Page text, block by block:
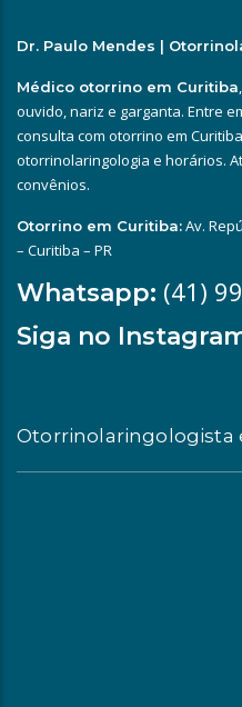
Dr. Paulo Mendes |
Médico otorrino em Curitiba
ouvido, nariz e garganta. Entre
consulta com otorrino em
otorrinolaringologia e horários.
convênios.
Otorrino em Curitiba:Av.
– Curitiba – PR
Whatsapp: (41)
Siga no
Otorrinolaringologista